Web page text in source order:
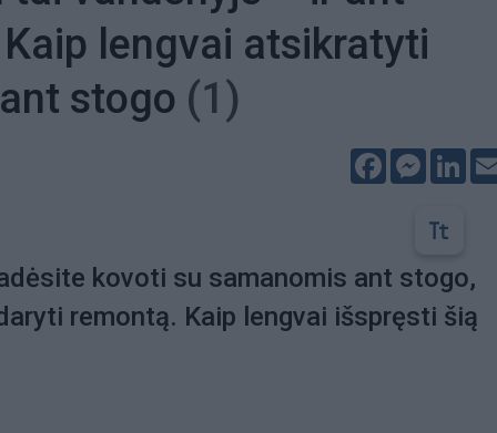
lengvai atsikratyti
stogo (1)
Facebook
kovoti su samanomis ant stogo,
remontą. Kaip lengvai išspręsti šią